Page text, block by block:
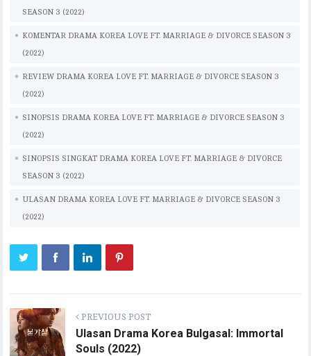
SEASON 3 (2022)
KOMENTAR DRAMA KOREA LOVE FT. MARRIAGE & DIVORCE SEASON 3
(2022)
REVIEW DRAMA KOREA LOVE FT. MARRIAGE & DIVORCE SEASON 3
(2022)
SINOPSIS DRAMA KOREA LOVE FT. MARRIAGE & DIVORCE SEASON 3
(2022)
SINOPSIS SINGKAT DRAMA KOREA LOVE FT. MARRIAGE & DIVORCE
SEASON 3 (2022)
ULASAN DRAMA KOREA LOVE FT. MARRIAGE & DIVORCE SEASON 3
(2022)
PREVIOUS POST
Ulasan Drama Korea Bulgasal: Immortal
Souls (2022)